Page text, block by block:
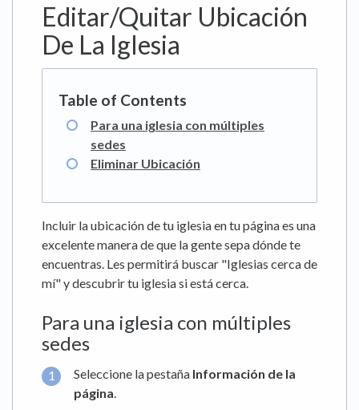
Editar/Quitar Ubicación
De La Iglesia
Para una iglesia con múltiples
sedes
Eliminar Ubicación
Incluir la ubicación de tu iglesia en tu página es una
excelente manera de que la gente sepa dónde te
encuentras. Les permitirá buscar "Iglesias cerca de
mí" y descubrir tu iglesia si está cerca.
Para una iglesia con múltiples
sedes
Seleccione la pestaña Información de la
página.